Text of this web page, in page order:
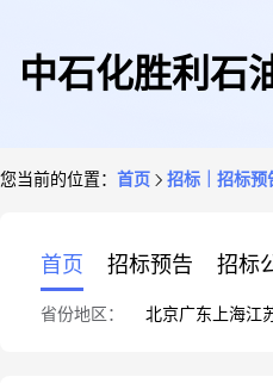
中石化胜利石
您当前的位置： 首页 招标｜招标预
首页 招标预告 招标
省份地区： 北京广东 上海江